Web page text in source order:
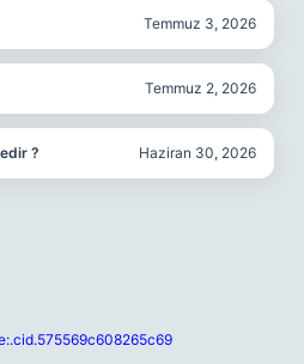
Temmuz 3, 2026
Temmuz 2, 2026
? Haziran 30, 2026